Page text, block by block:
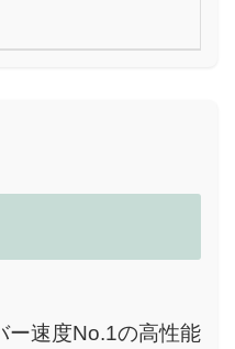
ー速度No.1の高性能